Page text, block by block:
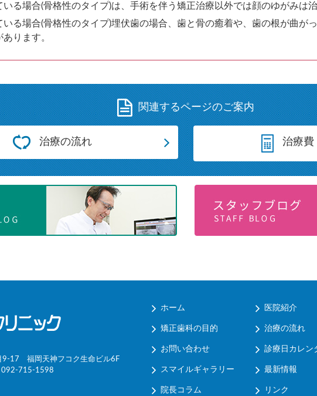
いる場合(骨格性のタイプ)は、手術を伴う矯正治療以外では顔のゆがみは
いる場合(骨格性のタイプ)埋伏歯の場合、歯と骨の癒着や、歯の根が曲が
ります。
関連するページのご案内
治療の流れ 治療費
9-17 福岡天神フコク生命ビル6F
715-1598
ホーム 医院紹介
矯正歯科の目的 治療の流れ
お問い合わせ 診療日カレン
スマイルギャラリー 最新情報
院長コラム リンク